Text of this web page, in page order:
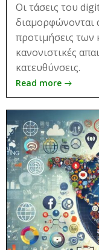
Οι τάσεις του
διαμορφώνονται
προτιμήσεις των
κανονιστικές
κατευθύνσεις.
Read more